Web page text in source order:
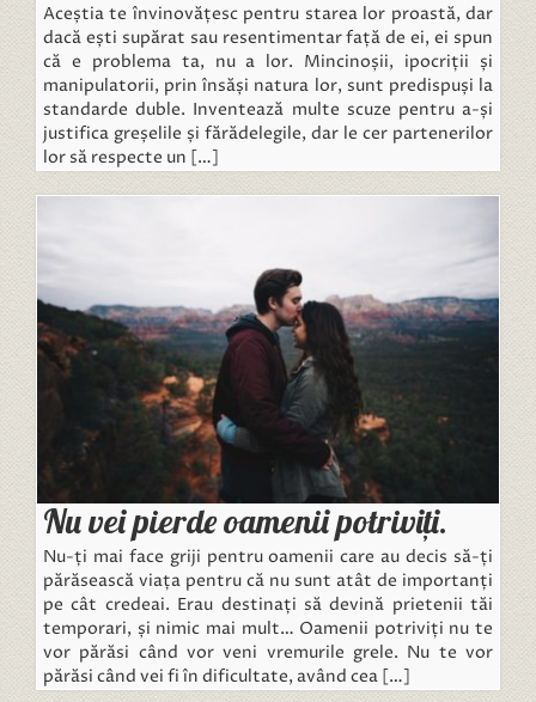
Aceștia te învinovățesc pentru starea lor proastă, dar
dacă ești supărat sau resentimentar față de ei, ei spun
că e problema ta, nu a lor. Mincinoșii, ipocriții și
manipulatorii, prin însăși natura lor, sunt predispuși la
standarde duble. Inventează multe scuze pentru a-și
justifica greșelile și fărădelegile, dar le cer partenerilor
lor să respecte un […]
Nu vei pierde oamenii potriviți.
Nu-ți mai face griji pentru oamenii care au decis să-ți
părăsească viața pentru că nu sunt atât de importanți
pe cât credeai. Erau destinați să devină prietenii tăi
temporari, și nimic mai mult… Oamenii potriviți nu te
vor părăsi când vor veni vremurile grele. Nu te vor
părăsi când vei fi în dificultate, având cea […]